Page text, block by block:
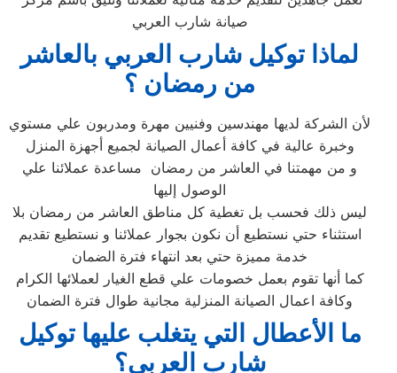
صيانة شارب العربي
لماذا توكيل شارب العربي بالعاشر
من رمضان ؟
لأن الشركة لديها مهندسين وفنيين مهرة ومدربون علي مستوي
وخبرة عالية في كافة أعمال الصيانة لجميع أجهزة المنزل
و من مهمتنا في العاشر من رمضان مساعدة عملائنا علي
الوصول إليها
ليس ذلك فحسب بل تغطية كل مناطق العاشر من رمضان بلا
استثناء حتي نستطيع أن نكون بجوار عملائنا و نستطيع تقديم
خدمة مميزة حتي بعد انتهاء فترة الضمان
كما أنها تقوم بعمل خصومات علي قطع الغيار لعملائها الكرام
وكافة اعمال الصيانة المنزلية مجانية طوال فترة الضمان
ما الأعطال التي يتغلب عليها توكيل
شارب العربي؟